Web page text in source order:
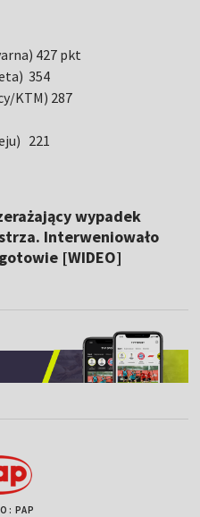
427 pkt
354
KTM) 287
221
wypadek
Interweniowało
[WIDEO]
PAP